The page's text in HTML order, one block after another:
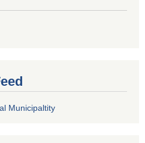
Municipaltity